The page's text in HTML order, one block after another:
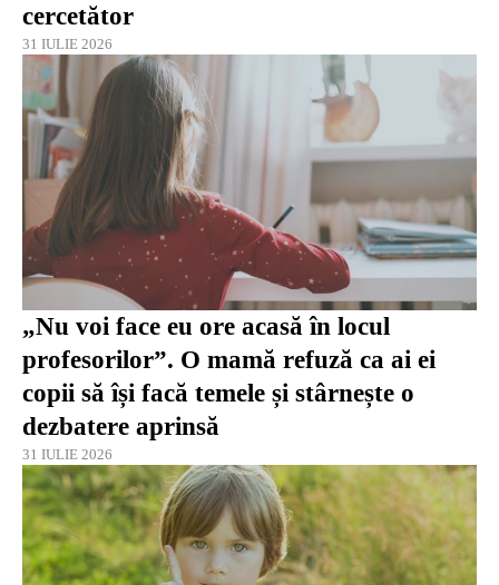
cercetător
31 IULIE 2026
„Nu voi face eu ore acasă în locul
profesorilor”. O mamă refuză ca ai ei
copii să își facă temele și stârnește o
dezbatere aprinsă
31 IULIE 2026